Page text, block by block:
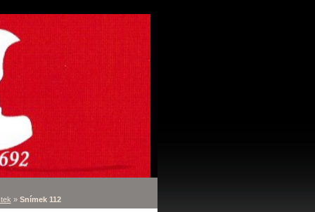
» Snímek 112